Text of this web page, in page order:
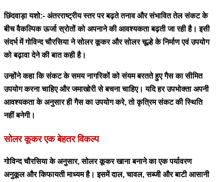
छिंदवाड़ा यशो:- अंतरराष्ट्रीय स्तर पर बढ़ते तनाव और संभावित तेल संकट के
बीच वैकल्पिक ऊर्जा स्रोतों को अपनाने की आवश्यकता बढ़ती जा रही है। इसी
संदर्भ में गोविन्द चौरसिया ने सोलर कूकर और सोलर चूल्हे के निर्माण एवं उपयोग
को बढ़ावा देने की बात कही है।
उन्होंने कहा कि संकट के समय नागरिकों को संयम बरतते हुए गैस का सीमित
उपयोग करना चाहिए और जमाखोरी से बचना चाहिए। यदि हर उपभोक्ता अपनी
आवश्यकता के अनुसार ही गैस का उपयोग करे, तो कृत्रिम संकट की स्थिति
नहीं बनेगी।
सोलर कूकर एक बेहतर विकल्प
गोविन्द चौरसिया के अनुसार, सोलर कूकर खाना बनाने का एक पर्यावरण
अनुकूल और किफायती माध्यम है। इसमें दाल, चावल, सब्जी और बाटी आसानी